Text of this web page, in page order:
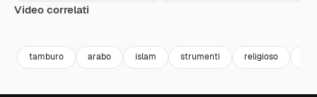
Video correlati
tamburo arabo islam strumenti religioso